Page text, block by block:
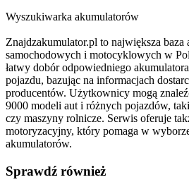
Wyszukiwarka akumulatorów
Znajdzakumulator.pl to największa baza
samochodowych i motocyklowych w
łatwy dobór odpowiedniego
pojazdu, bazując na informacjach
producentów. Użytkownicy mogą
9000 modeli aut i różnych pojazdów,
czy maszyny rolnicze. Serwis oferuje
motoryzacyjny, który pomaga w
akumulatorów.
Sprawdź również